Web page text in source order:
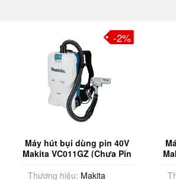
Máy hút bụi dùng pin 40V
Makita VC011GZ (Chưa Pin
Thương hiệu: Makita
-2%